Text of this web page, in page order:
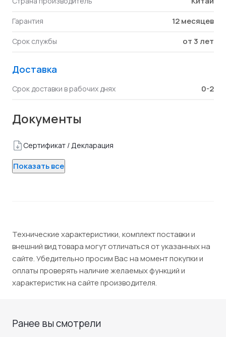
Гарантия 12 месяцев
Срок службы от 3 лет
Доставка
Срок доставки в рабочих днях 0-2
Документы
Сертификат / Декларация
Показать все
Технические характеристики, комплект поставки и
внешний вид товара могут отличаться от указанных на
сайте. Убедительно просим Вас на момент покупки и
оплаты проверять наличие желаемых функций и
характеристик на сайте производителя.
Ранее вы смотрели